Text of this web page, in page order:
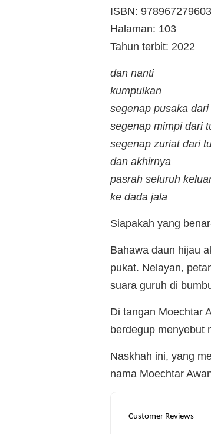
ISBN:
Halaman: 103
Tahun terbit: 2022
dan nanti
kumpulkan
segenap pusaka
segenap mimpi dari
segenap zuriat dari
dan akhirnya
pasrah seluruh
ke dada jala
Siapakah yang
Bahawa daun hijau
pukat. Nelayan,
suara guruh di
Di tangan Moechtar
berdegup menyebut
Naskhah ini, yang
nama Moechtar
Customer Reviews